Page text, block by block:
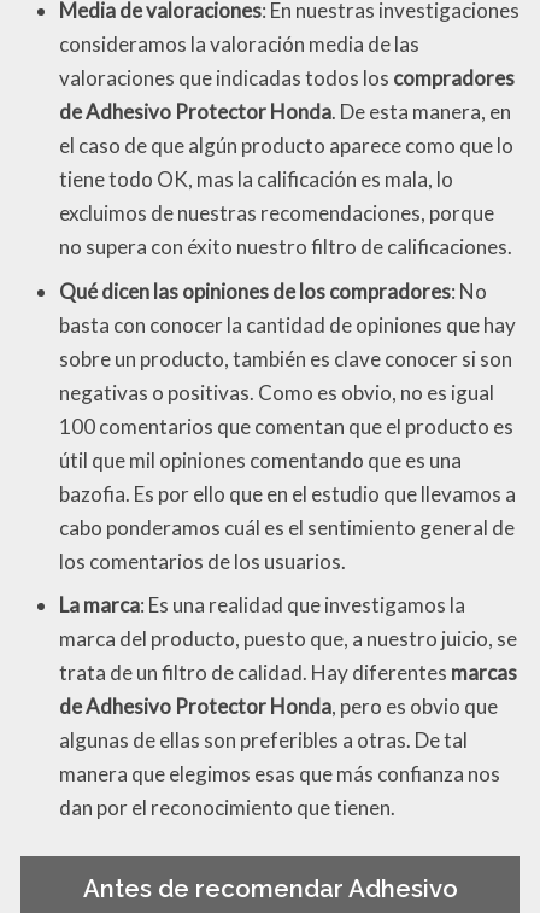
Media de valoraciones: En nuestras investigaciones
consideramos la valoración media de las
valoraciones que indicadas todos los compradores
de Adhesivo Protector Honda. De esta manera, en
el caso de que algún producto aparece como que lo
tiene todo OK, mas la calificación es mala, lo
excluimos de nuestras recomendaciones, porque
no supera con éxito nuestro filtro de calificaciones.
Qué dicen las opiniones de los compradores: No
basta con conocer la cantidad de opiniones que hay
sobre un producto, también es clave conocer si son
negativas o positivas. Como es obvio, no es igual
100 comentarios que comentan que el producto es
útil que mil opiniones comentando que es una
bazofia. Es por ello que en el estudio que llevamos a
cabo ponderamos cuál es el sentimiento general de
los comentarios de los usuarios.
La marca: Es una realidad que investigamos la
marca del producto, puesto que, a nuestro juicio, se
trata de un filtro de calidad. Hay diferentes marcas
de Adhesivo Protector Honda, pero es obvio que
algunas de ellas son preferibles a otras. De tal
manera que elegimos esas que más confianza nos
dan por el reconocimiento que tienen.
Antes de recomendar Adhesivo